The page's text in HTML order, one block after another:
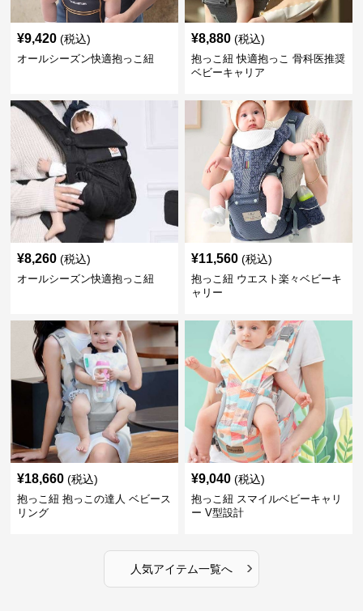
¥9,420 (税込)
オールシーズン快適抱っこ紐
¥8,880 (税込)
抱っこ紐 快適抱っこ 骨科医推奨
ベビーキャリア
¥8,260 (税込)
オールシーズン快適抱っこ紐
¥11,560 (税込)
抱っこ紐 ウエスト楽々ベビーキ
ャリー
¥18,660 (税込)
抱っこ紐 抱っこの達人 ベビース
リング
¥9,040 (税込)
抱っこ紐 スマイルベビーキャリ
ー V型設計
人気アイテム一覧へ ›